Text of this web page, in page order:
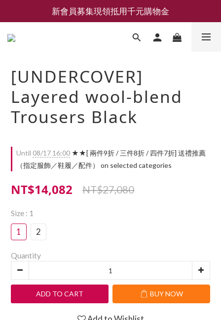
新會員募集現領抵用千元購物金
新會員募集現領抵用千元購物金
LEMAIRE 經典可頌包 NEW ARRIVAL
新會員募集現領抵用千元購物金
[UNDERCOVER]
Layered wool-blend
Trousers Black
Until 08/17 16:00 ★★[ 兩件9折 / 三件8折 / 四件7折] 送禮推薦
（指定服飾／鞋履／配件） on selected categories
NT$14,082 NT$27,080
Size : 1
1 2
Quantity
ADD TO CART BUY NOW